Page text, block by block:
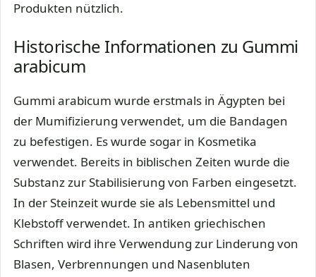
Produkten nützlich.
Historische Informationen zu Gummi
arabicum
Gummi arabicum wurde erstmals in Ägypten bei
der Mumifizierung verwendet, um die Bandagen
zu befestigen. Es wurde sogar in Kosmetika
verwendet. Bereits in biblischen Zeiten wurde die
Substanz zur Stabilisierung von Farben eingesetzt.
In der Steinzeit wurde sie als Lebensmittel und
Klebstoff verwendet. In antiken griechischen
Schriften wird ihre Verwendung zur Linderung von
Blasen, Verbrennungen und Nasenbluten